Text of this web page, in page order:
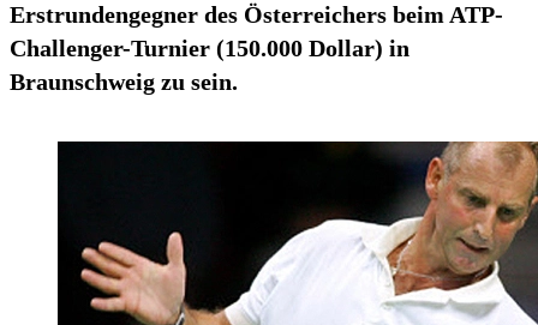
Erstrundengegner des Österreichers beim ATP-
Challenger-Turnier (150.000 Dollar) in
Braunschweig zu sein.